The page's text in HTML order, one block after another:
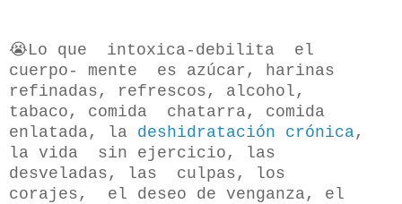
😭Lo que intoxica-debilita el
cuerpo- mente es azúcar, harinas
refinadas, refrescos, alcohol,
tabaco, comida chatarra, comida
enlatada, la deshidratación crónica,
la vida sin ejercicio, las
desveladas, las culpas, los
corajes, el deseo de venganza, el